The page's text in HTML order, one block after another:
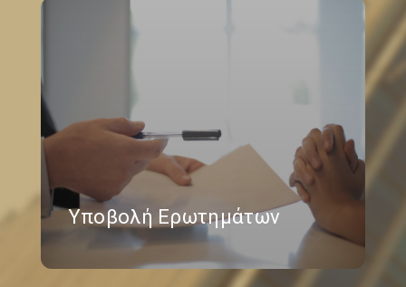
Υποβολή Ερωτημάτων